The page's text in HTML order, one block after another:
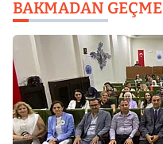
BAKMADAN GEÇME